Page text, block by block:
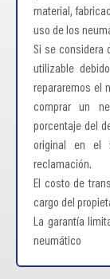
material,
uso de los
Si se considera
utilizable
repararemos el
comprar un
porcentaje del
original en el
reclamación.
El costo de
cargo del
La garantía
neumático